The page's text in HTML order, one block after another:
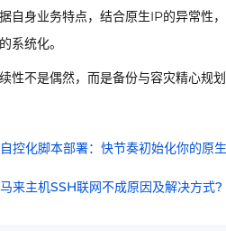
自身业务特点，结合原生IP的异常性
系统化。
性不是偶然，而是备份与容灾精心规划
自控化脚本部署：快节奏初始化你的原
来主机SSH联网不成原因及解决方式?